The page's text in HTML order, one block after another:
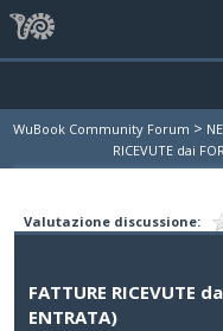
WuBook Community Forum >
RICEVUTE dai
Valutazione discussione:
FATTURE RICEVUTE
ENTRATA)